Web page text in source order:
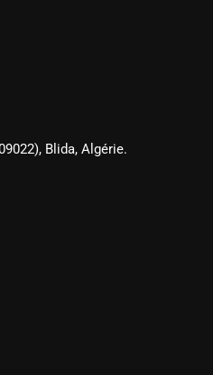
Blida, Algérie.